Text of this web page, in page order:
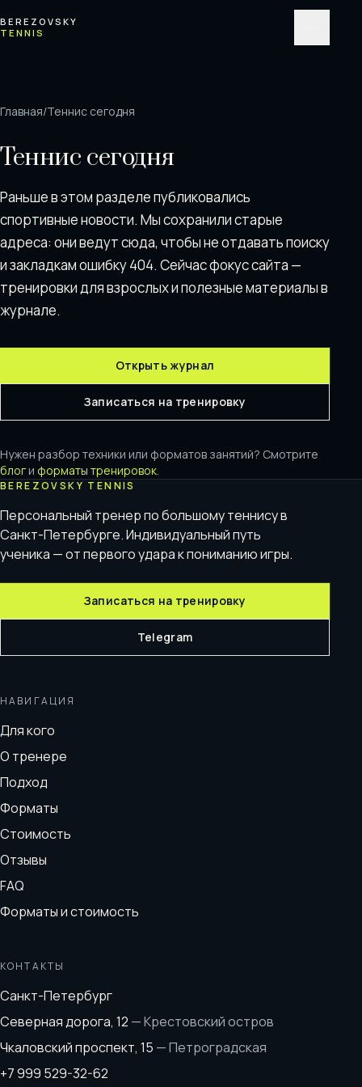
BEREZOVSKY
TENNIS
Главная/Теннис сегодня
Теннис сегодня
Раньше в этом разделе публиковались
спортивные новости. Мы сохранили старые
адреса: они ведут сюда, чтобы не отдавать поискy
и закладкам ошибку 404. Сейчас фокус сайта —
тренировки для взрослых и полезные материалы в
журнале.
Открыть журнал
Записаться на тренировку
Нужен разбор техники или форматов занятий? Смотрите
блог и форматы тренировок.
BEREZOVSKY TENNIS
Персональный тренер по большому теннису в
Санкт-Петербурге. Индивидуальный путь
ученика — от первого удара к пониманию игры.
Записаться на тренировку
Telegram
НАВИГАЦИЯ
Для кого
О тренере
Подход
Форматы
Стоимость
Отзывы
FAQ
Форматы и стоимость
КОНТАКТЫ
Санкт-Петербург
Северная дорога, 12 —Крестовский остров
Чкаловский проспект, 15 —Петроградская
+7 999 529-32-62